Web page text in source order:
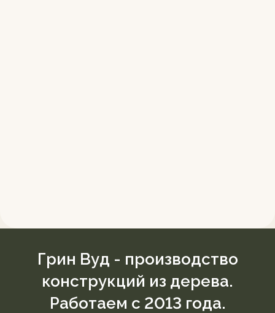
Грин Вуд - производство
конструкций из дерева.
Работаем с 2013 года.